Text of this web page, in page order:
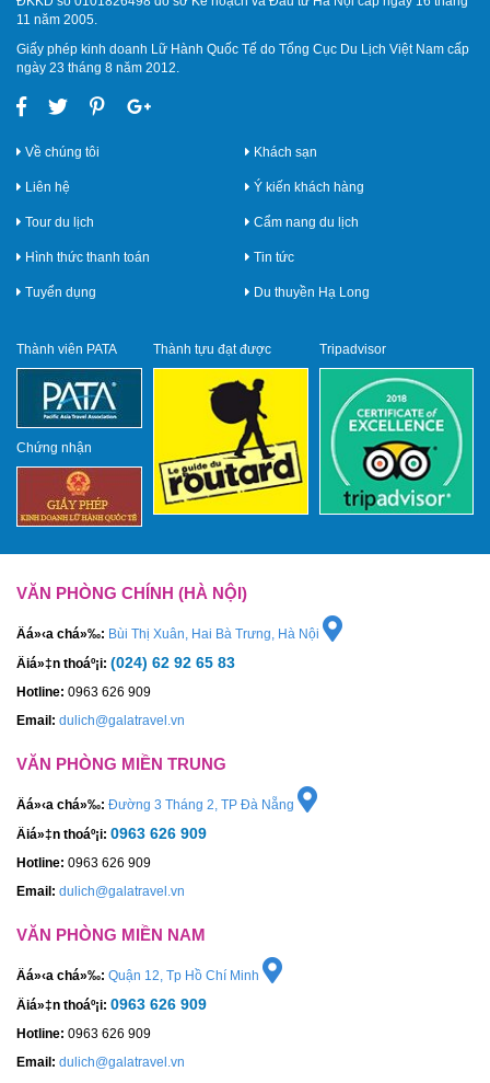
11 năm 2005.
Giấy phép kinh doanh Lữ Hành Quốc Tế do Tổng Cục Du Lịch Việt Nam cấp
ngày 23 tháng 8 năm 2012.
Về chúng tôi
Liên hệ
Tour du lịch
Hình thức thanh toán
Tuyển dụng
Khách sạn
Ý kiến khách hàng
Cẩm nang du lịch
Tin tức
Du thuyền Hạ Long
Thành viên PATA
Chứng nhận
Thành tựu đạt được Tripadvisor
VĂN PHÒNG CHÍNH (HÀ NỘI)
Äá»‹a chá»‰: Bùi Thị Xuân, Hai Bà Trưng, Hà Nội
Äiá»‡n thoáº¡i: (024) 62 92 65 83
Hotline: 0963 626 909
Email: dulich@galatravel.vn
VĂN PHÒNG MIỀN TRUNG
Äá»‹a chá»‰: Đường 3 Tháng 2, TP Đà Nẵng
Äiá»‡n thoáº¡i: 0963 626 909
Hotline: 0963 626 909
Email: dulich@galatravel.vn
VĂN PHÒNG MIỀN NAM
Äá»‹a chá»‰: Quận 12, Tp Hồ Chí Minh
Äiá»‡n thoáº¡i: 0963 626 909
Hotline: 0963 626 909
Email: dulich@galatravel.vn